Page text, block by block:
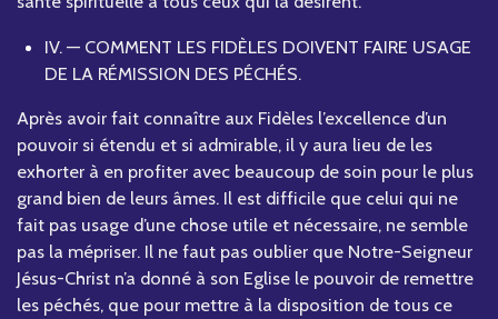
IV. — COMMENT LES FIDÈLES DOIVENT FAIRE USAGE
DE LA RÉMISSION DES PÉCHÉS.
Après avoir fait connaître aux Fidèles l’excellence d’un
pouvoir si étendu et si admirable, il y aura lieu de les
exhorter à en profiter avec beaucoup de soin pour le plus
grand bien de leurs âmes. Il est difficile que celui qui ne
fait pas usage d’une chose utile et nécessaire, ne semble
pas la mépriser. Il ne faut pas oublier que Notre-Seigneur
Jésus-Christ n’a donné à son Eglise le pouvoir de remettre
les péchés, que pour mettre à la disposition de tous ce